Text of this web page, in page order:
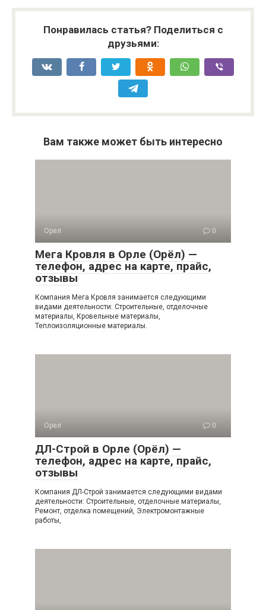
Понравилась статья? Поделиться с
друзьями:
Вам также может быть интересно
Орел 0
Мега Кровля в Орле (Орёл) —
телефон, адрес на карте, прайс,
отзывы
Компания Мега Кровля занимается следующими
видами деятельности: Строительные, отделочные
материалы, Кровельные материалы,
Теплоизоляционные материалы.
Орел 0
ДЛ-Строй в Орле (Орёл) —
телефон, адрес на карте, прайс,
отзывы
Компания ДЛ-Строй занимается следующими видами
деятельности: Строительные, отделочные материалы,
Ремонт, отделка помещений, Электромонтажные
работы,